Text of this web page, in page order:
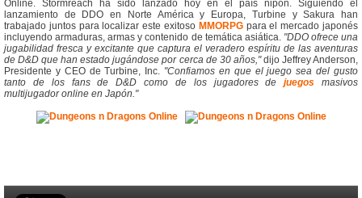
Online. Stormreach ha sido lanzado hoy en el país nipón. Siguiendo el
lanzamiento de DDO en Norte América y Europa, Turbine y Sakura han
trabajado juntos para localizar este exitoso MMORPGpara el mercado japonés
incluyendo armaduras, armas y contenido de temática asiática. "DDO ofrece una
jugabilidad fresca y excitante que captura el veradero espíritu de las aventuras
de D&D que han estado jugándose por cerca de 30 años,"dijo Jeffrey Anderson,
Presidente y CEO de Turbine, Inc. "Confiamos en que el juego sea del gusto
tanto de los fans de D&D como de los jugadores dejuegos masivos
multijugador online en Japón."